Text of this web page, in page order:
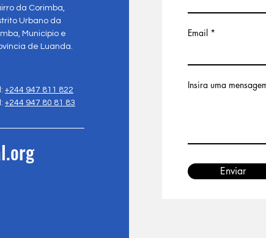
da Corimba,
Urbano da
Município e
de Luanda.
+244 947 811 822
+244 947 80 81 83
Email
Insira uma
Enviar